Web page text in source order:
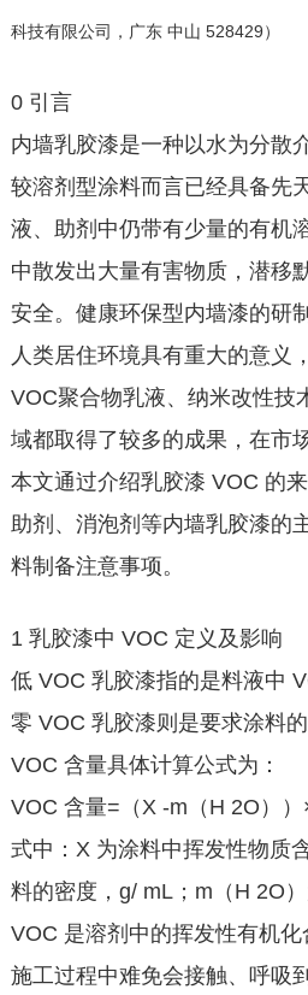
科技有限公司，广东 中山 528429）
0 引言
内墙乳胶漆是一种以水为分散
较溶剂型涂料而言已经具备先
液、助剂中仍带有少量的有机
中散发出大量有害物质，潜移
安全。健康环保型内墙漆的研
人类居住环境具有重大的意义
VOC聚合物乳液、纳米改性技
域都取得了较多的成果，在市
本文通过介绍乳胶漆 VOC 的
助剂、消泡剂等内墙乳胶漆的
料制备注意事项。
1 乳胶漆中 VOC 定义及影响
低 VOC 乳胶漆指的是料液中
零 VOC 乳胶漆则是要求涂料
VOC 含量具体计算公式为：
VOC 含量=（X -m（H 2O））
式中：X 为涂料中挥发性物质
料的密度，g/ mL；m（H 2O
VOC 是溶剂中的挥发性有机
施工过程中难免会接触、呼吸